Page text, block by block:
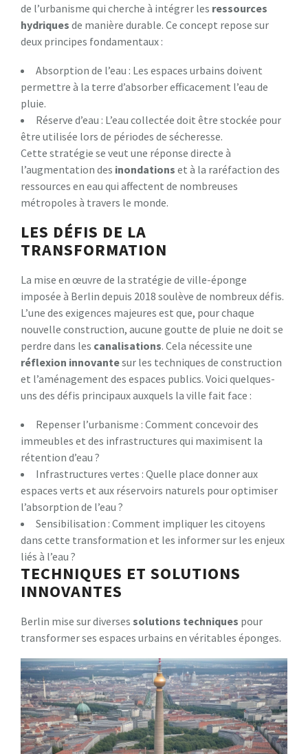
de l’urbanisme qui cherche à intégrer les ressources
hydriques de manière durable. Ce concept repose sur
deux principes fondamentaux :
Absorption de l’eau : Les espaces urbains doivent
permettre à la terre d’absorber efficacement l’eau de
pluie.
Réserve d’eau : L’eau collectée doit être stockée pour
être utilisée lors de périodes de sécheresse.
Cette stratégie se veut une réponse directe à
l’augmentation des inondations et à la raréfaction des
ressources en eau qui affectent de nombreuses
métropoles à travers le monde.
LES DÉFIS DE LA
TRANSFORMATION
La mise en œuvre de la stratégie de ville-éponge
imposée à Berlin depuis 2018 soulève de nombreux défis.
L’une des exigences majeures est que, pour chaque
nouvelle construction, aucune goutte de pluie ne doit se
perdre dans les canalisations. Cela nécessite une
réflexion innovantesur les techniques de construction
et l’aménagement des espaces publics. Voici quelques-
uns des défis principaux auxquels la ville fait face :
Repenser l’urbanisme : Comment concevoir des
immeubles et des infrastructures qui maximisent la
rétention d’eau ?
Infrastructures vertes : Quelle place donner aux
espaces verts et aux réservoirs naturels pour optimiser
l’absorption de l’eau ?
Sensibilisation : Comment impliquer les citoyens
dans cette transformation et les informer sur les enjeux
liés à l’eau ?
TECHNIQUES ET SOLUTIONS
INNOVANTES
Berlin mise sur diverses solutions techniques pour
transformer ses espaces urbains en véritables éponges.